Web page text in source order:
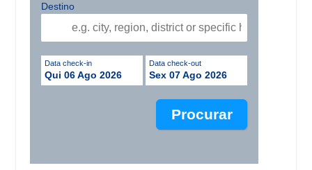
Destino
Data check-in
Qui 06 Ago 2026
Data check-out
Sex 07 Ago 2026